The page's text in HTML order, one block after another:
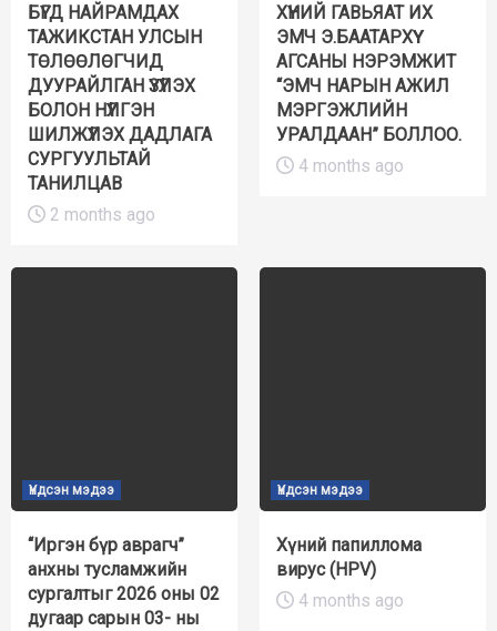
БҮГД НАЙРАМДАХ
ТАЖИКСТАН УЛСЫН
ТӨЛӨӨЛӨГЧИД
ДУУРАЙЛГАН ҮЗҮҮЛЭХ
БОЛОН НҮҮЛГЭН
ШИЛЖҮҮЛЭХ ДАДЛАГА
СУРГУУЛЬТАЙ
ТАНИЛЦАВ
2 months ago
ХҮНИЙ ГАВЬЯАТ ИХ
ЭМЧ Э.БААТАРХҮҮ
АГСАНЫ НЭРЭМЖИТ
“ЭМЧ НАРЫН АЖИЛ
МЭРГЭЖЛИЙН
УРАЛДААН” БОЛЛОО.
4 months ago
Үндсэн мэдээ
“Иргэн бүр аврагч”
анхны тусламжийн
сургалтыг 2026 оны 02
дугаар сарын 03- ны
Үндсэн мэдээ
Хүний папиллома
вирус (HPV)
4 months ago